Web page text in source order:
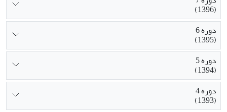
(1396)
دوره 6
(1395)
دوره 5
(1394)
دوره 4
(1393)